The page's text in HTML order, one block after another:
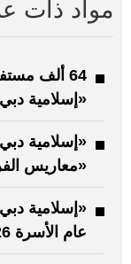
مواد ذات
64 ألف
«إسلامية
«إسلامية
«معاريس
«إسلامية
عام الأسرة 2026